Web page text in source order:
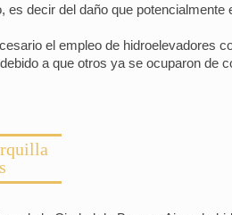
decir del daño que potencialmente
el empleo de hidroelevadores
a que otros ya se ocuparon de